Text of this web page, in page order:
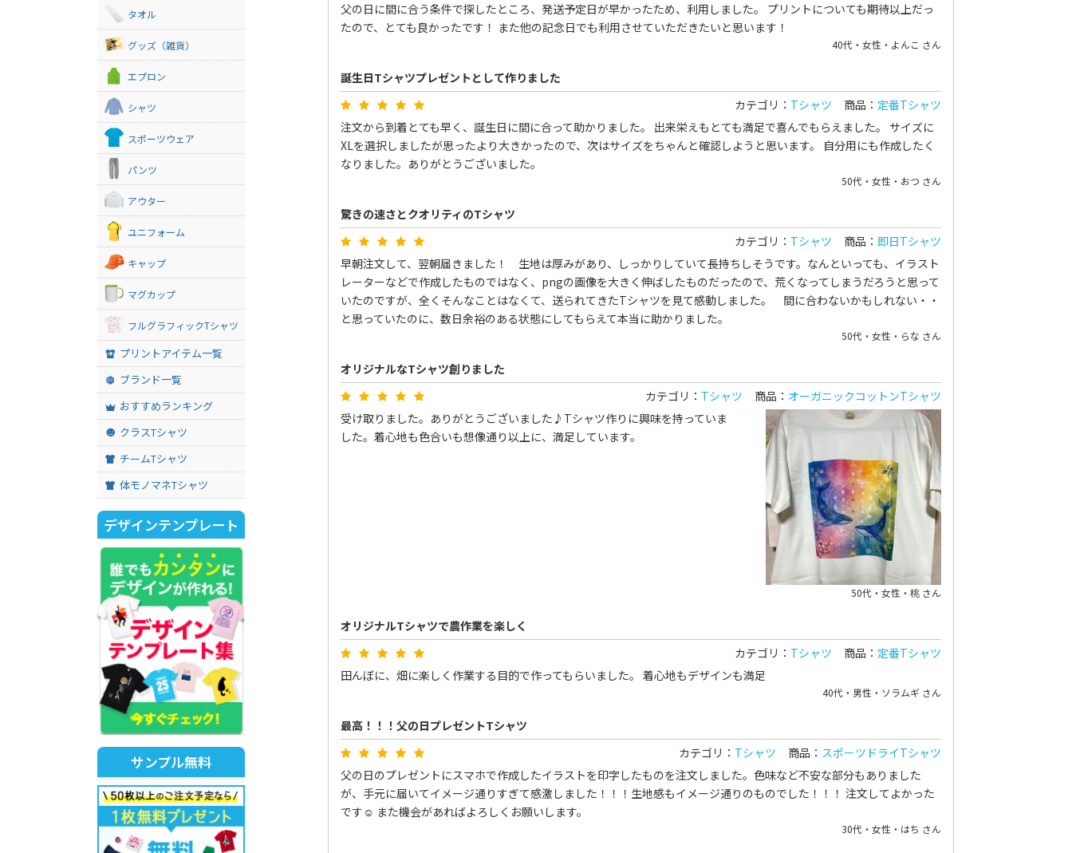
父の日に間に合う条件で探したところ、発送予定日が早かったため、利用しました。 プリントについても期待以上だっ
たので、とても良かったです！ また他の記念日でも利用させていただきたいと思います！
40代・女性・よんこ さん
誕生日Tシャツプレゼントとして作りました
カテゴリ： Tシャツ 商品： 定番Tシャツ
注文から到着とても早く、誕生日に間に合って助かりました。 出来栄えもとても満足で喜んでもらえました。 サイズに
XLを選択しましたが思ったより大きかったので、次はサイズをちゃんと確認しようと思います。 自分用にも作成したく
なりました。ありがとうございました。
50代・女性・おつ さん
驚きの速さとクオリティのTシャツ
カテゴリ： Tシャツ 商品： 即日Tシャツ
早朝注文して、翌朝届きました！ 生地は厚みがあり、しっかりしていて長持ちしそうです。なんといっても、イラスト
レーターなどで作成したものではなく、pngの画像を大きく伸ばしたものだったので、荒くなってしまうだろうと思って
いたのですが、全くそんなことはなくて、送られてきたTシャツを見て感動しました。 間に合わないかもしれない・・
と思っていたのに、数日余裕のある状態にしてもらえて本当に助かりました。
50代・女性・らな さん
オリジナルなTシャツ創りました
カテゴリ： Tシャツ 商品： オーガニックコットンTシャツ
受け取りました。ありがとうございました♪Tシャツ作りに興味を持っていま
した。着心地も色合いも想像通り以上に、満足しています。
50代・女性・桃 さん
オリジナルTシャツで農作業を楽しく
カテゴリ： Tシャツ 商品： 定番Tシャツ
田んぼに、畑に楽しく作業する目的で作ってもらいました。 着心地もデザインも満足
40代・男性・ソラムギ さん
最高！！！父の日プレゼントTシャツ
カテゴリ： Tシャツ 商品： スポーツドライTシャツ
父の日のプレゼントにスマホで作成したイラストを印字したものを注文しました。色味など不安な部分もありました
が、手元に届いてイメージ通りすぎて感激しました！！！生地感もイメージ通りのものでした！！！ 注文してよかった
です☺️ また機会があればよろしくお願いします。
30代・女性・はち さん
タオル
グッズ（雑貨）
エプロン
シャツ
スポーツウェア
パンツ
アウター
ユニフォーム
キャップ
マグカップ
フルグラフィックTシャツ
プリントアイテム一覧
ブランド一覧
おすすめランキング
クラスTシャツ
チームTシャツ
体モノマネTシャツ
デザインテンプレート
サンプル無料